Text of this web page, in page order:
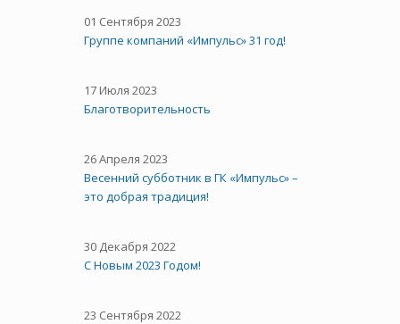
01 Сентября 2023
Группе компаний «Импульс» 31 год!
17 Июля 2023
Благотворительность
26 Апреля 2023
Весенний субботник в ГК «Импульс» –
это добрая традиция!
30 Декабря 2022
С Новым 2023 Годом!
23 Сентября 2022